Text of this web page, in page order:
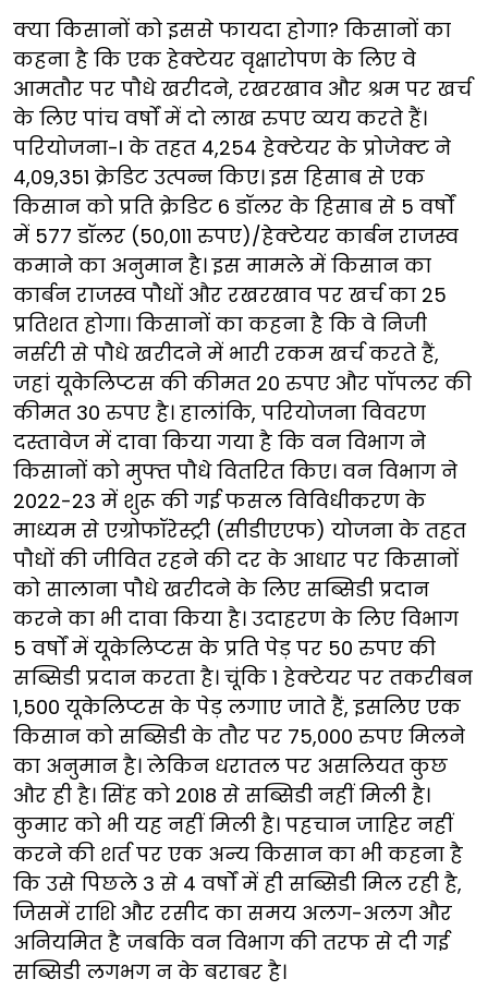
क्या किसानों को इससे फायदा होगा? किसानों का
कहना है कि एक हेक्टेयर वृक्षारोपण के लिए वे
आमतौर पर पौधे खरीदने, रखरखाव और श्रम पर खर्च
के लिए पांच वर्षों में दो लाख रुपए व्यय करते हैं।
परियोजना-I के तहत 4,254 हेक्टेयर के प्रोजेक्ट ने
4,09,351 क्रेडिट उत्पन्न किए। इस हिसाब से एक
किसान को प्रति क्रेडिट 6 डॉलर के हिसाब से 5 वर्षों
में 577 डॉलर (50,011 रुपए)/हेक्टेयर कार्बन राजस्व
कमाने का अनुमान है। इस मामले में किसान का
कार्बन राजस्व पौधों और रखरखाव पर खर्च का 25
प्रतिशत होगा। किसानों का कहना है कि वे निजी
नर्सरी से पौधे खरीदने में भारी रकम खर्च करते हैं,
जहां यूकेलिप्टस की कीमत 20 रुपए और पॉपलर की
कीमत 30 रुपए है। हालांकि, परियोजना विवरण
दस्तावेज में दावा किया गया है कि वन विभाग ने
किसानों को मुफ्त पौधे वितरित किए। वन विभाग ने
2022-23 में शुरू की गई फसल विविधीकरण के
माध्यम से एग्रोफॉरेस्ट्री (सीडीएएफ) योजना के तहत
पौधों की जीवित रहने की दर के आधार पर किसानों
को सालाना पौधे खरीदने के लिए सब्सिडी प्रदान
करने का भी दावा किया है। उदाहरण के लिए विभाग
5 वर्षों में यूकेलिप्टस के प्रति पेड़ पर 50 रुपए की
सब्सिडी प्रदान करता है। चूंकि 1 हेक्टेयर पर तकरीबन
1,500 यूकेलिप्टस के पेड़ लगाए जाते हैं, इसलिए एक
किसान को सब्सिडी के तौर पर 75,000 रुपए मिलने
का अनुमान है। लेकिन धरातल पर असलियत कुछ
और ही है। सिंह को 2018 से सब्सिडी नहीं मिली है।
कुमार को भी यह नहीं मिली है। पहचान जाहिर नहीं
करने की शर्त पर एक अन्य किसान का भी कहना है
कि उसे पिछले 3 से 4 वर्षों में ही सब्सिडी मिल रही है,
जिसमें राशि और रसीद का समय अलग-अलग और
अनियमित है जबकि वन विभाग की तरफ से दी गई
सब्सिडी लगभग न के बराबर है।